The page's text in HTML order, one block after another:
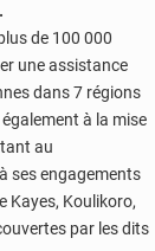
de 100 000
une assistance
dans 7 régions
à la mise
au
ses engagements
Kayes, Koulikoro,
par les dits